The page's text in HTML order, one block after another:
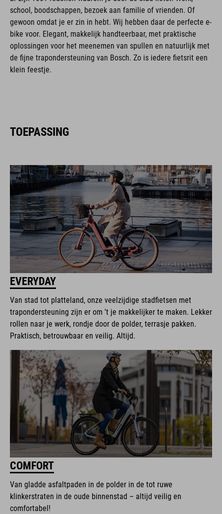
school, boodschappen, bezoek aan familie of vrienden. Of
gewoon omdat je er zin in hebt. Wij hebben daar de perfecte e-
bike voor. Elegant, makkelijk handteerbaar, met praktische
oplossingen voor het meenemen van spullen en natuurlijk met
de fijne trapondersteuning van Bosch. Zo is iedere fietsrit een
klein feestje.
TOEPASSING
EVERYDAY
Van stad tot platteland, onze veelzijdige stadfietsen met
trapondersteuning zijn er om 't je makkelijker te maken. Lekker
rollen naar je werk, rondje door de polder, terrasje pakken.
Praktisch, betrouwbaar en veilig. Altijd.
COMFORT
Van gladde asfaltpaden in de polder in de tot ruwe
klinkerstraten in de oude binnenstad – altijd veilig en
comfortabel!